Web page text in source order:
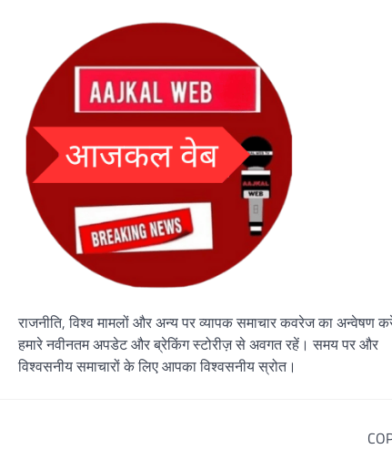
राजनीति, विश्व मामलों और अन्य पर व्यापक समाचार कवरेज का अन्वेषण
हमारे नवीनतम अपडेट और ब्रेकिंग स्टोरीज़ से अवगत रहें। समय पर और
विश्वसनीय समाचारों के लिए आपका विश्वसनीय स्रोत।